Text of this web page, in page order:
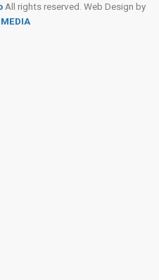
All rights reserved. Web Design by